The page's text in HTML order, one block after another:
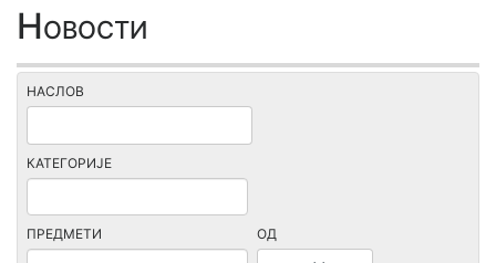
Новости
НАСЛОВ
КАТЕГОРИЈЕ
ПРЕДМЕТИ ОД